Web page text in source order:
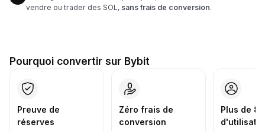
vendre ou trader des SOL, sans frais de conversion.
Pourquoi convertir sur Bybit
Preuve de
réserves
Zéro frais de
conversion
Plus de